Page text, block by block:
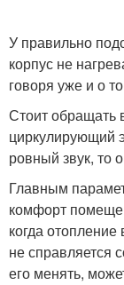
У правильно
корпус не
говоря уже и о
Стоит обращать
циркулирующий
ровный звук, то
Главным
комфорт
когда
не справляется
его менять,